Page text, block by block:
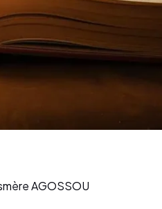
AGOSSOU